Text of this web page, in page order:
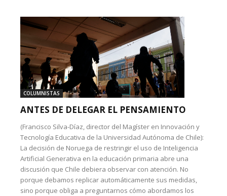
COLUMNISTAS
ANTES DE DELEGAR EL PENSAMIENTO
(Francisco Silva-Díaz, director del Magíster en Innovación y
Tecnología Educativa de la Universidad Autónoma de Chile):
La decisión de Noruega de restringir el uso de Inteligencia
Artificial Generativa en la educación primaria abre una
discusión que Chile debiera observar con atención. No
porque debamos replicar automáticamente sus medidas,
sino porque obliga a preguntarnos cómo abordamos los